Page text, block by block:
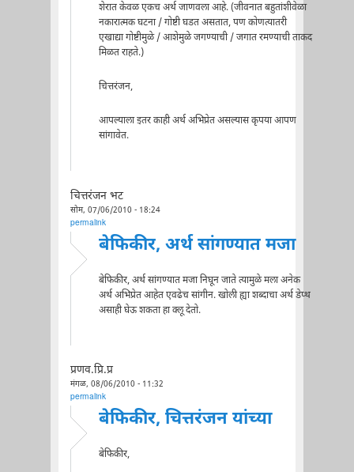
शेरात केवळ एकच अर्थ जाणवला आहे. (जीवनात बहुतांशीवेळा
नकारात्मक घटना / गोष्टी घडत असतात, पण कोणत्यातरी
एखाद्या गोष्टीमुळे / आशेमुळे जगण्याची / जगात रमण्याची ताकद
मिळत राहते.)
चित्तरंजन,
आपल्याला इतर काही अर्थ अभिप्रेत असल्यास कृपया आपण
सांगावेत.
चित्तरंजन भट
सोम, 07/06/2010 - 18:24
permalink
बेफिकीर, अर्थ सांगण्यात मजा
बेफिकीर, अर्थ सांगण्यात मजा निघून जाते त्यामुळे मला अनेक
अर्थ अभिप्रेत आहेत एवढेच सांगीन. खोली ह्या शब्दाचा अर्थ डेप्थ
असाही घेऊ शकता हा क्लू देतो.
प्रणव.प्रि.प्र
मंगळ, 08/06/2010 - 11:32
permalink
बेफिकीर, चित्तरंजन यांच्या
बेफिकीर,